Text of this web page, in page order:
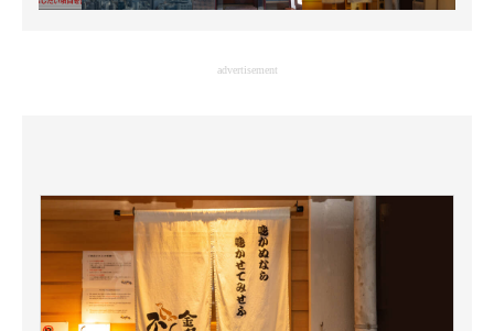
advertisement